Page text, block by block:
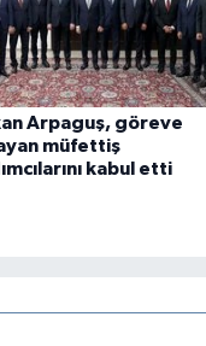
Arpaguş, göreve
müfettiş
kabul etti